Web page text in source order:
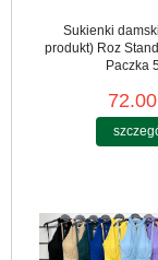
Sukienki
produkt) Roz
Paczka
72.00